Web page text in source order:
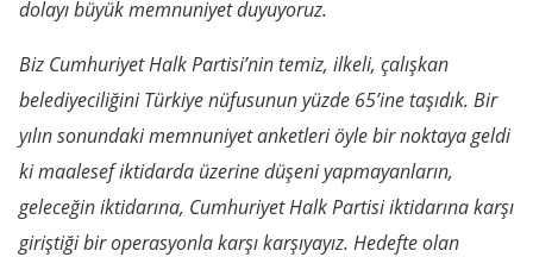
dolayı büyük memnuniyet duyuyoruz.
Biz Cumhuriyet Halk Partisi’nin temiz, ilkeli, çalışkan
belediyeciliğini Türkiye nüfusunun yüzde 65’ine taşıdık. Bir
yılın sonundaki memnuniyet anketleri öyle bir noktaya geldi
ki maalesef iktidarda üzerine düşeni yapmayanların,
geleceğin iktidarına, Cumhuriyet Halk Partisi iktidarına karşı
giriştiği bir operasyonla karşı karşıyayız. Hedefte olan